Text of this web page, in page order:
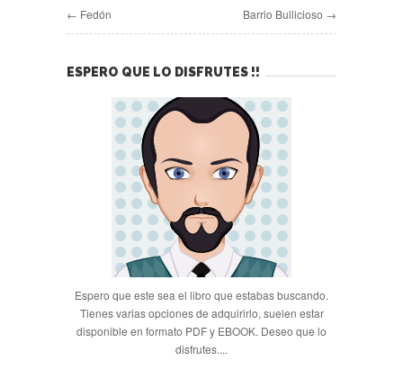
← Fedón Barrio Bullicioso →
ESPERO QUE LO DISFRUTES !!
Espero que este sea el libro que estabas buscando.
Tienes varias opciones de adquirirlo, suelen estar
disponible en formato PDF y EBOOK. Deseo que lo
disfrutes....